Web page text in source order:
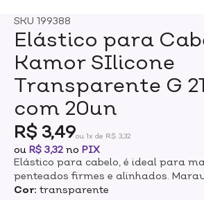
SKU 199388
Elástico para
Kamor SIlicone
Transparente G
com 20un
R$ 3,49ou 1x de R$ 3,32
ou R$ 3,32 no PIX
Elástico para cabelo, é ideal para
penteados firmes e alinhados.
realizar trança, desenvolvido em
Cor: transparente